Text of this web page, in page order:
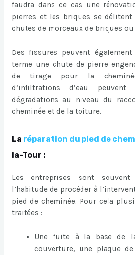
faudra dans ce cas une
pierres et les briques se délitent
chutes de morceaux de briques ou
Des fissures peuvent
terme une chute de pierre
de tirage pour la
d’infiltrations d’eau
dégradations au niveau du
cheminée et de la toiture.
La réparation du pied de
la-Tour :
Les entreprises sont
l’habitude de procéder à
pied de cheminée. Pour cela
traitées :
Une fuite à la base de
couverture, une plaque